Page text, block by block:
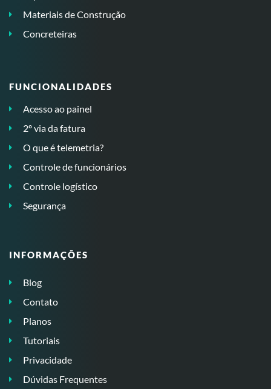
Materiais de Construção
Concreteiras
FUNCIONALIDADES
Acesso ao painel
2º via da fatura
O que é telemetria?
Controle de funcionários
Controle logístico
Segurança
INFORMAÇÕES
Blog
Contato
Planos
Tutoriais
Privacidade
Dúvidas Frequentes